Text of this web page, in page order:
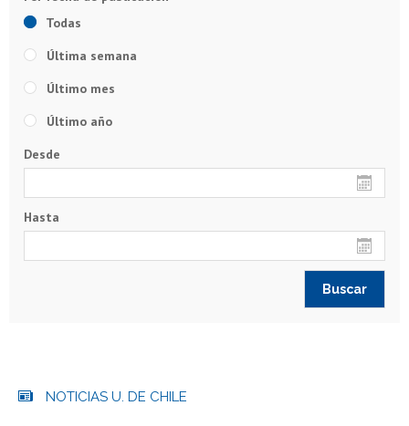
Todas
Última semana
Último mes
Último año
Desde
Hasta
NOTICIAS U. DE CHILE